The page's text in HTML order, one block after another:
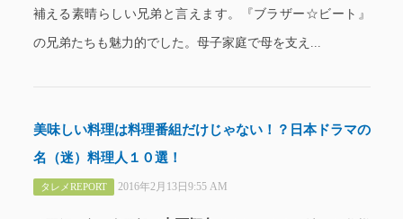
補える素晴らしい兄弟と言えます。『ブラザー☆ビート』
の兄弟たちも魅力的でした。母子家庭で母を支え...
美味しい料理は料理番組だけじゃない！？日本ドラマの
名（迷）料理人１０選！
タレメREPORT 2016年2月13日9:55 AM